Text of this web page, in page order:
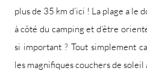
plus de 35 km d’ici ! La plage a le
à côté du camping et d’être
si important ? Tout simplement
les magnifiques couchers de soleil